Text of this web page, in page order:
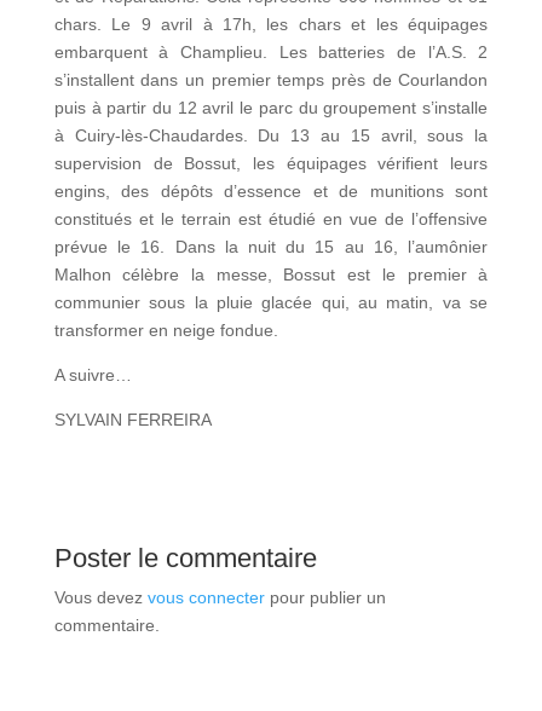
chars. Le 9 avril à 17h, les chars et les équipages
embarquent à Champlieu. Les batteries de l’A.S. 2
s’installent dans un premier temps près de Courlandon
puis à partir du 12 avril le parc du groupement s’installe
à Cuiry-lès-Chaudardes. Du 13 au 15 avril, sous la
supervision de Bossut, les équipages vérifient leurs
engins, des dépôts d’essence et de munitions sont
constitués et le terrain est étudié en vue de l’offensive
prévue le 16. Dans la nuit du 15 au 16, l’aumônier
Malhon célèbre la messe, Bossut est le premier à
communier sous la pluie glacée qui, au matin, va se
transformer en neige fondue.
A suivre…
SYLVAIN FERREIRA
Poster le commentaire
Vous devez vous connecterpour publier un
commentaire.